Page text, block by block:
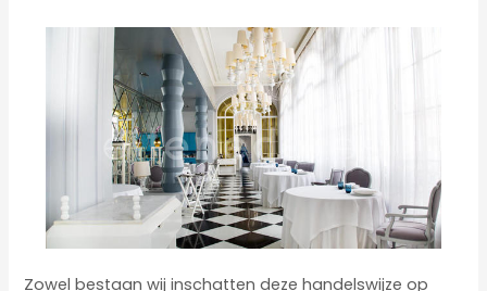
Zowel bestaan wij inschatten deze handelswijze op